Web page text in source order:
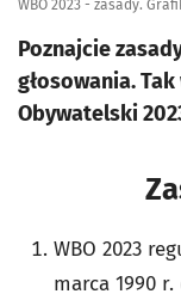
WBO 2023 - zasady.
Poznajcie
głosowania.
Obywatelski
WBO 2023
marca 1990